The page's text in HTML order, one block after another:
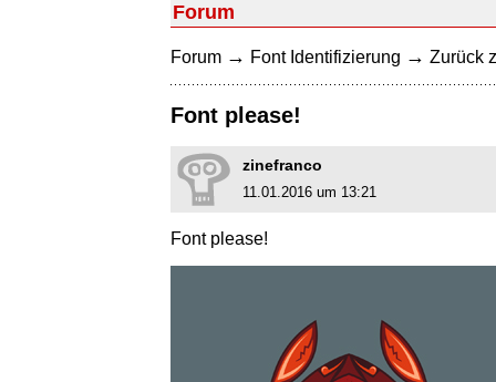
Forum
Forum → Font Identifizierung → Zurück
Font please!
zinefranco
11.01.2016 um 13:21
Font please!